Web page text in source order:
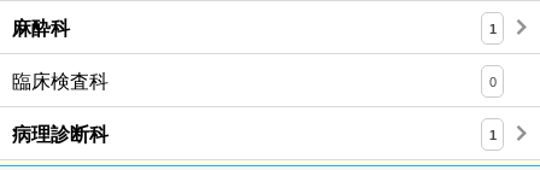
麻酔科 1
臨床検査科 0
病理診断科 1